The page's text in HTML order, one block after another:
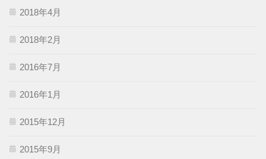
2018年4月
2018年2月
2016年7月
2016年1月
2015年12月
2015年9月